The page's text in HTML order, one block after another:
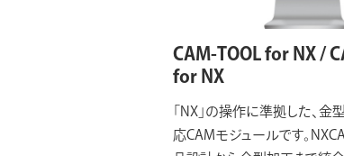
CAM-TOOL for NX /
for NX
「NX」の操作に準拠した、
応CAMモジュールです。